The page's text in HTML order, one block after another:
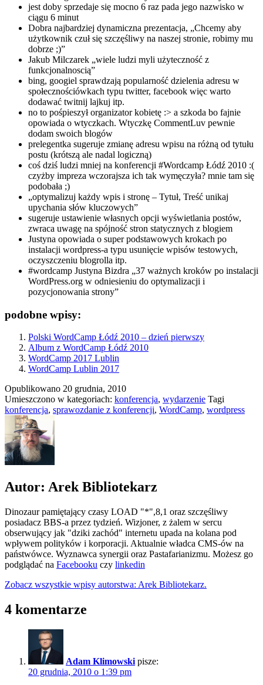
jest doby sprzedaje się mocno 6 raz pada jego nazwisko w
ciągu 6 minut
Dobra najbardziej dynamiczna prezentacja, „Chcemy aby
użytkownik czuł się szczęśliwy na naszej stronie, robimy mu
dobrze ;)”
Jakub Milczarek „wiele ludzi myli użyteczność z
funkcjonalnoscią”
bing, googiel sprawdzają popularność dzielenia adresu w
społecznościówkach typu twitter, facebook więc warto
dodawać twitnij lajkuj itp.
no to pośpieszył organizator kobietę :> a szkoda bo fajnie
opowiada o wtyczkach. Wtyczkę CommentLuv pewnie
dodam swoich blogów
prelegentka sugeruje zmianę adresu wpisu na różną od tytułu
postu (krótszą ale nadal logiczną)
coś dziś ludzi mniej na konferencji #Wordcamp Łódź 2010 :(
czyżby impreza wczorajsza ich tak wymęczyła? mnie tam się
podobała ;)
„optymalizuj każdy wpis i stronę – Tytuł, Treść unikaj
upychania słów kluczowych”
sugeruje ustawienie własnych opcji wyświetlania postów,
zwraca uwagę na spójność stron statycznych z blogiem
Justyna opowiada o super podstawowych krokach po
instalacji wordpress-a typu usunięcie wpisów testowych,
oczyszczeniu blogrolla itp.
#wordcamp Justyna Bizdra „37 ważnych kroków po instalacji
WordPress.org w odniesieniu do optymalizacji i
pozycjonowania strony”
podobne wpisy:
Polski WordCamp Łódź 2010 – dzień pierwszy
Album z WordCamp Łódź 2010
WordCamp 2017 Lublin
WordCamp Lublin 2017
Opublikowano 20 grudnia, 2010
Umieszczono w kategoriach: konferencja, wydarzenie Tagi
konferencja, sprawozdanie z konferencji, WordCamp, wordpress
Autor: Arek Bibliotekarz
Dinozaur pamiętający czasy LOAD "*",8,1 oraz szczęśliwy
posiadacz BBS-a przez tydzień. Wizjoner, z żalem w sercu
obserwujący jak "dziki zachód" internetu upada na kolana pod
wpływem polityków i korporacji. Aktualnie władca CMS-ów na
państwówce. Wyznawca synergii oraz Pastafarianizmu. Możesz go
podglądać na Facebooku czy linkedin
Zobacz wszystkie wpisy autorstwa: Arek Bibliotekarz.
4 komentarze
Adam Klimowski pisze:
20 grudnia, 2010 o 1:39 pm